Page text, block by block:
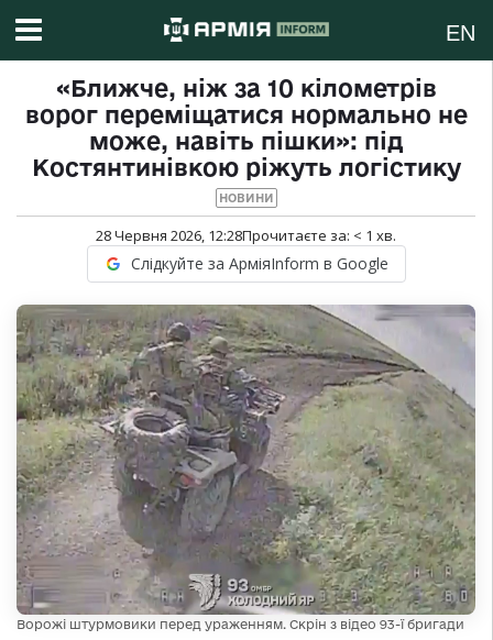
EN
«Ближче, ніж за 10 кілометрів
ворог переміщатися нормально не
може, навіть пішки»: під
Костянтинівкою ріжуть логістику
НОВИНИ
28 Червня 2026, 12:28Прочитаєте за: < 1 хв.
Слідкуйте за АрміяInform в Google
Ворожі штурмовики перед ураженням. Скрін з відео 93-ї бригади